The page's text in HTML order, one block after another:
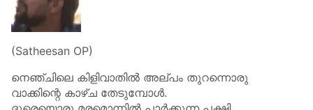
(Satheesan OP)
നെഞ്ചിലെ കിളിവാതിൽ അല്പം തുറന്നൊരു
വാക്കിന്റെ കാഴ്ച തേടുമ്പോൾ.